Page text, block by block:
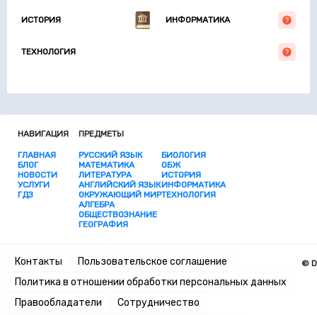
ИСТОРИЯ ИНФОРМАТИКА
ТЕХНОЛОГИЯ
НАВИГАЦИЯ
ГЛАВНАЯ
БЛОГ
НОВОСТИ
УСЛУГИ
ГДЗ
ПРЕДМЕТЫ
РУССКИЙ ЯЗЫК
МАТЕМАТИКА
ЛИТЕРАТУРА
АНГЛИЙСКИЙ ЯЗЫК
ОКРУЖАЮЩИЙ МИР
АЛГЕБРА
ОБЩЕСТВОЗНАНИЕ
ГЕОГРАФИЯ
БИОЛОГИЯ
ОБЖ
ИСТОРИЯ
ИНФОРМАТИКА
ТЕХНОЛОГИЯ
Контакты
Пользовательское соглашение
Политика в отношении обработки персональных данных
Правообладатели
Сотрудничество
©